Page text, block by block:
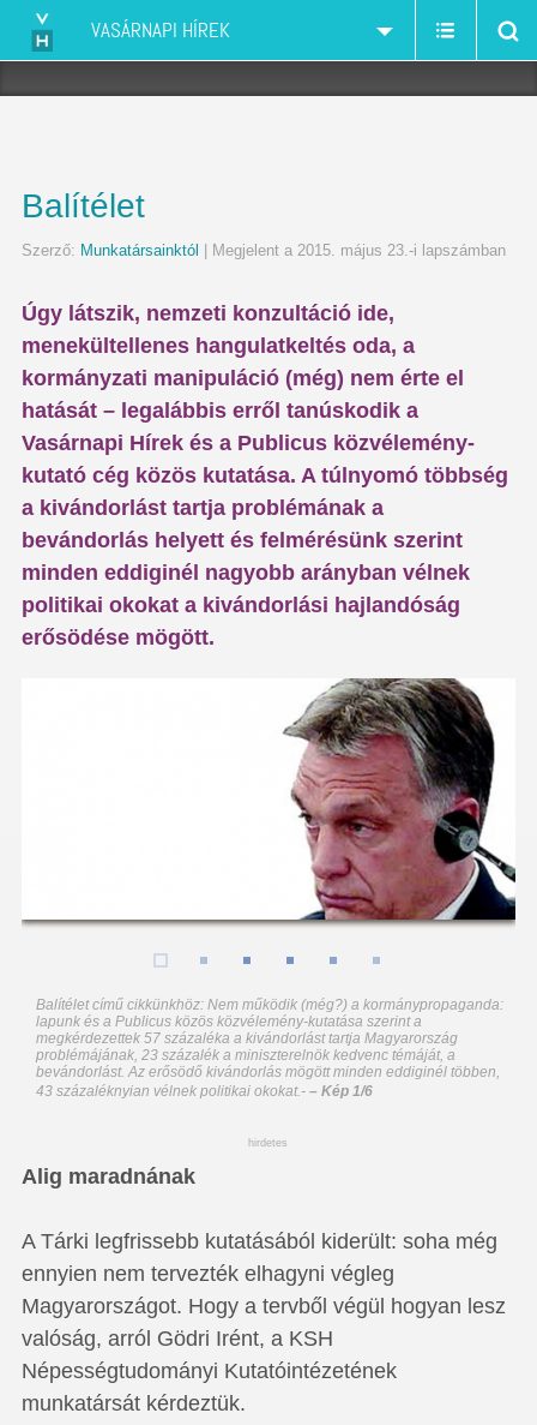
VASÁRNAPI HÍREK
Balítélet
Szerző: Munkatársainktól | Megjelent a 2015. május 23.-i lapszámban
Úgy látszik, nemzeti konzultáció ide,
menekültellenes hangulatkeltés oda, a
kormányzati manipuláció (még) nem érte el
hatását – legalábbis erről tanúskodik a
Vasárnapi Hírek és a Publicus közvélemény-
kutató cég közös kutatása. A túlnyomó többség
a kivándorlást tartja problémának a
bevándorlás helyett és felmérésünk szerint
minden eddiginél nagyobb arányban vélnek
politikai okokat a kivándorlási hajlandóság
erősödése mögött.
Balítélet című cikkünkhöz: Nem működik (még?) a kormánypropaganda:
lapunk és a Publicus közös közvélemény-kutatása szerint a
megkérdezettek 57 százaléka a kivándorlást tartja Magyarország
problémájának, 23 százalék a miniszterelnök kedvenc témáját, a
bevándorlást. Az erősödő kivándorlás mögött minden eddiginél többen,
43 százaléknyian vélnek politikai okokat.-– Kép 1/6
hirdetes
Alig maradnának
A Tárki legfrissebb kutatásából kiderült: soha még
ennyien nem tervezték elhagyni végleg
Magyarországot. Hogy a tervből végül hogyan lesz
valóság, arról Gödri Irént, a KSH
Népességtudományi Kutatóintézetének
munkatársát kérdeztük.